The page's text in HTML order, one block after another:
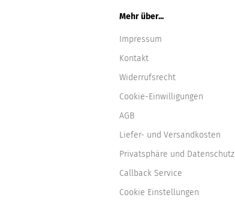
Mehr über...
Impressum
Kontakt
Widerrufsrecht
Cookie-Einwilligungen
AGB
Liefer- und Versandkosten
Privatsphäre und Datenschutz
Callback Service
Cookie Einstellungen